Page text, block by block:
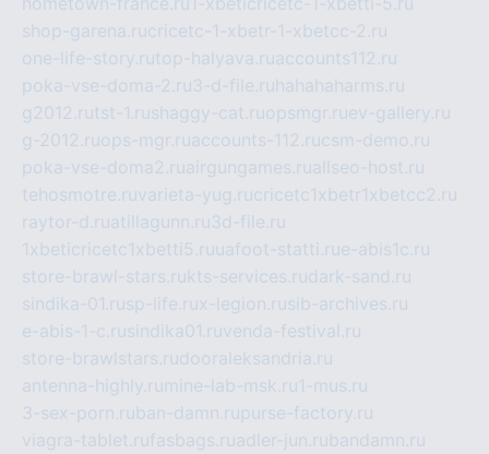
shop-garena.rucricetc-1-xbetr-1-xbetcc-2.ru
one-life-story.rutop-halyava.ruaccounts112.ru
poka-vse-doma-2.ru3-d-file.ru hahahaharms.ru
g2012.rutst-1.rushaggy-cat.ruopsmgr.ruev-gallery.ru
g-2012.ruops-mgr.ruaccounts-112.rucsm-demo.ru
poka-vse-doma2.ruairgungames.ruallseo-host.ru
tehosmotre.ruvarieta-yug.rucricetc1xbetr1xbetcc2.ru
raytor-d.ruatillagunn.ru3d-file.ru
1xbeticricetc1xbetti5.ruuafoot-statti.rue-abis1c.ru
store-brawl-stars.rukts-services.rudark-sand.ru
sindika-01.rusp-life.rux-legion.rusib-archives.ru
e-abis-1-c.rusindika01.ruvenda-festival.ru
store-brawlstars.rudooraleksandria.ru
antenna-highly.ru mine-lab-msk.ru1-mus.ru
3-sex-porn.ruban-damn.rupurse-factory.ru
viagra-tablet.rufasbags.ruadler-jun.rubandamn.ru